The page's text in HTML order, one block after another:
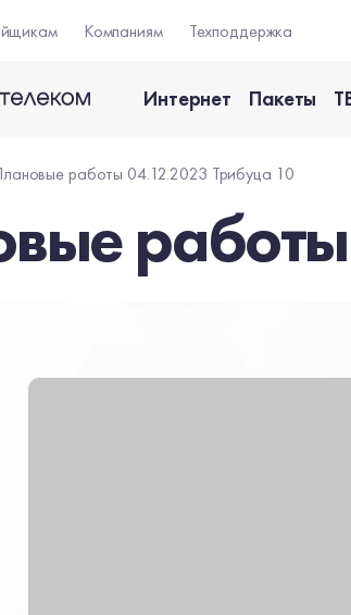
Компаниям Техподдержка
Интернет Пакеты
работы 04.12.2023 Трибуца 10